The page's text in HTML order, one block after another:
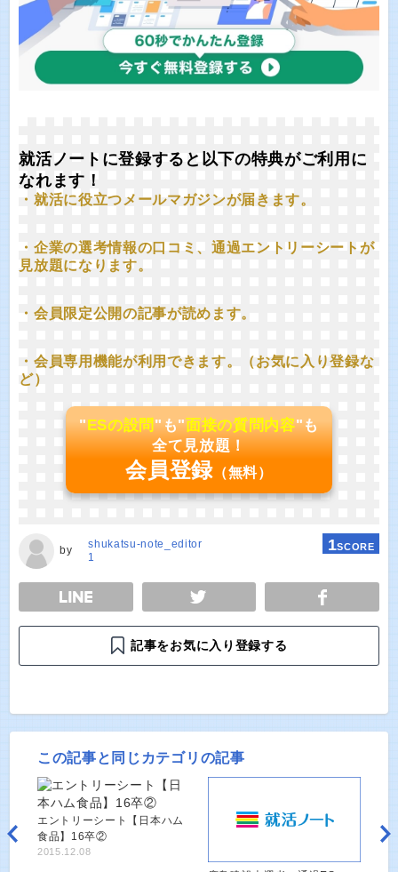
就活ノートに登録すると以下の特典がご利用に
なれます！
・就活に役立つメールマガジンが届きます。
・企業の選考情報の口コミ、通過エントリーシートが
見放題になります。
・会員限定公開の記事が読めます。
・会員専用機能が利用できます。（お気に入り登録な
ど）
"ESの設問"も"面接の質問内容"も
全て見放題！
会員登録 （無料）
by
shukatsu-note_editor
1
1SCORE
TWEET
記事をお気に入り登録する
この記事と同じカテゴリの記事
エントリーシート【日本ハム
食品】16卒②
2015.12.08